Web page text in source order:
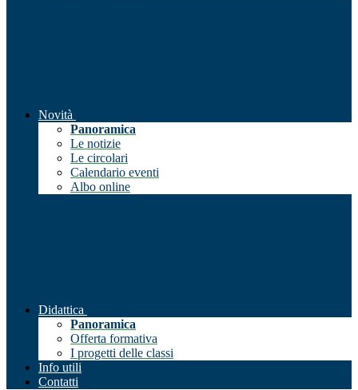
Novità
Panoramica
Le notizie
Le circolari
Calendario eventi
Albo online
Didattica
Panoramica
Offerta formativa
I progetti delle classi
Info utili
Contatti